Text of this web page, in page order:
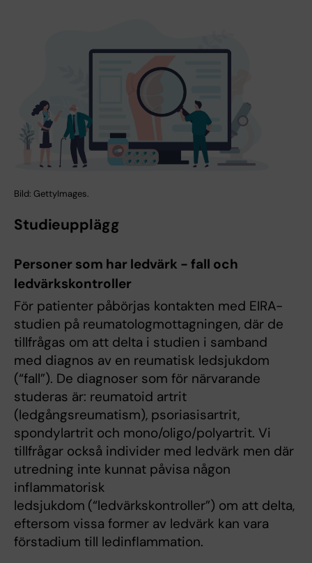
Bild: GettyImages.
Studieupplägg
Personer som har ledvärk - fall och
ledvärkskontroller
För patienter påbörjas kontakten med EIRA-
studien på reumatologmottagningen, där de
tillfrågas om att delta i studien i samband
med diagnos av en reumatisk ledsjukdom
(“fall”). De diagnoser som för närvarande
studeras är: reumatoid artrit
(ledgångsreumatism), psoriasisartrit,
spondylartrit och mono/oligo/polyartrit. Vi
tillfrågar också individer med ledvärk men där
utredning inte kunnat påvisa någon
inflammatorisk
ledsjukdom (“ledvärkskontroller”) om att delta,
eftersom vissa former av ledvärk kan vara
förstadium till ledinflammation.